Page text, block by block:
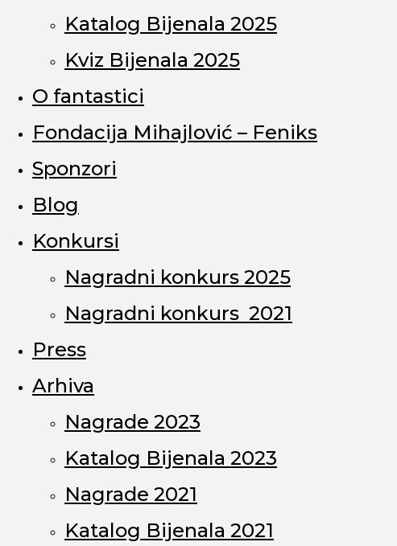
Katalog Bijenala 2025
Kviz Bijenala 2025
O fantastici
Fondacija Mihajlović – Feniks
Sponzori
Blog
Konkursi
Nagradni konkurs 2025
Nagradni konkurs 2021
Press
Arhiva
Nagrade 2023
Katalog Bijenala 2023
Nagrade 2021
Katalog Bijenala 2021